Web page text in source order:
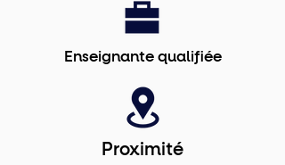
Enseignante qualifiée
Proximité